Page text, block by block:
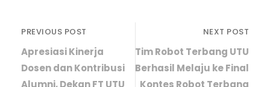
PREVIOUS POST
Apresiasi Kinerja
Dosen dan Kontribusi
Alumni, Dekan FT UTU
NEXT POST
Tim Robot Terbang UTU
Berhasil Melaju ke Final
Kontes Robot Terbang